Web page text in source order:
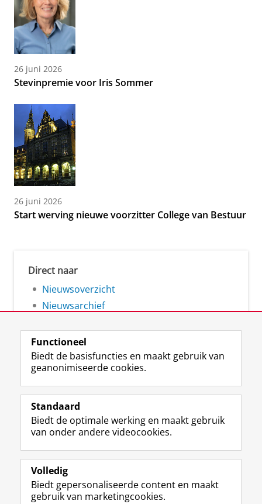
26 juni 2026
Stevinpremie voor Iris Sommer
26 juni 2026
Start werving nieuwe voorzitter College van Bestuur
Direct naar
Nieuwsoverzicht
Nieuwsarchief
Volg de RUG
F
a
e
b
o
p
a
L
i
k
e
I
-
p
R
S
-
f
e
R
I
n
t
r
m
Y
o
T
e
k
Studiekiezers
Alumni
Over ons
Functioneel
Biedt de basisfuncties en maakt gebruik van
geanonimiseerde cookies.
Standaard
Biedt de optimale werking en maakt gebruik
van onder andere videocookies.
Volledig
Biedt gepersonaliseerde content en maakt
gebruik van marketingcookies.